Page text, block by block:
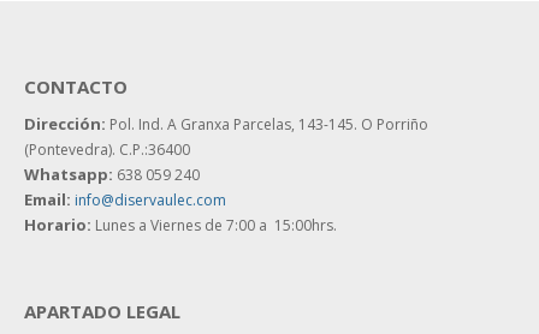
(Pontevedra). C.P.:36400
Whatsapp:638 059 240
Email:info@diservaulec.com
Horario:Lunes a Viernes de 7:00 a 15:00hrs.
Condiciones de venta